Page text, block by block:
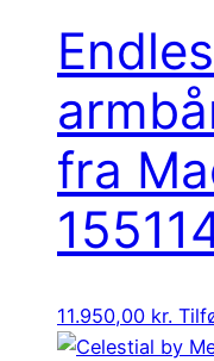
fra
11.950,00 kr.